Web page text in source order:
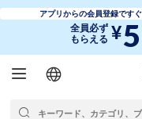
アプリからの会員登録です
全員必ず
もらえる ¥
日本語
English
简体中文
繁體中文